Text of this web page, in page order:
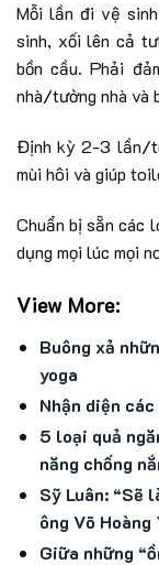
Mỗi lần đi vệ
sinh, xối lên cả
bồn cầu. Phải
nhà/tường nhà và
Định kỳ 2-3 lần/
mùi hôi và giúp
Chuẩn bị sẵn các
dụng mọi lúc mọi
View More:
Buông xả
yoga
Nhận diện
5 loại quả
năng chống
Sỹ Luân: “Sẽ
ông Võ Hoàng
Giữa những